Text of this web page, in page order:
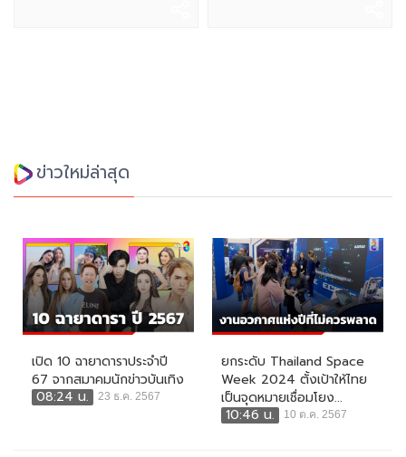
ข่าวใหม่ล่าสุด
เปิด 10 ฉายาดาราประจำปี
67 จากสมาคมนักข่าวบันเทิง
08:24 น.
23 ธ.ค. 2567
ยกระดับ Thailand Space
Week 2024 ตั้งเป้าให้ไทย
เป็นจุดหมายเชื่อมโยง...
10:46 น.
10 ต.ค. 2567